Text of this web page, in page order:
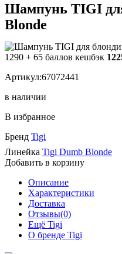
Шампунь TIGI
Blonde
1290 + 65 баллов кешбэк
Артикул:67072441
в наличии
В избранное
Бренд Tigi
Линейка Tigi Dumb Blonde
Добавить в корзину
Описание
Характеристики
Доставка
Отзывы(0)
Ещё Tigi
О бренде Tigi